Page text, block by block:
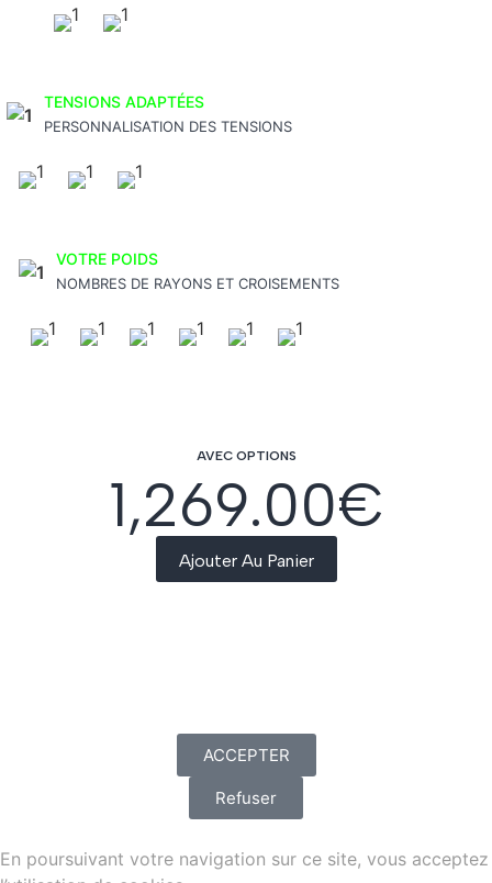
TENSIONS ADAPTÉES
PERSONNALISATION DES TENSIONS
VOTRE POIDS
NOMBRES DE RAYONS ET CROISEMENTS
AVEC OPTIONS
1,269.00€
Ajouter Au Panier
ACCEPTER
Refuser
En poursuivant votre navigation sur ce site, vous acceptez